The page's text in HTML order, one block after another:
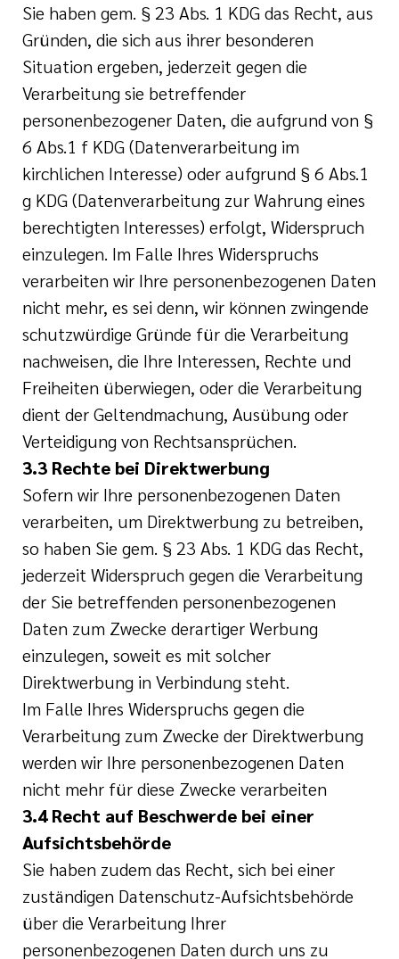
Sie haben gem. § 23 Abs. 1 KDG das Recht, aus
Gründen, die sich aus ihrer besonderen
Situation ergeben, jederzeit gegen die
Verarbeitung sie betreffender
personenbezogener Daten, die aufgrund von §
6 Abs.1 f KDG (Datenverarbeitung im
kirchlichen Interesse) oder aufgrund § 6 Abs.1
g KDG (Datenverarbeitung zur Wahrung eines
berechtigten Interesses) erfolgt, Widerspruch
einzulegen. Im Falle Ihres Widerspruchs
verarbeiten wir Ihre personenbezogenen Daten
nicht mehr, es sei denn, wir können zwingende
schutzwürdige Gründe für die Verarbeitung
nachweisen, die Ihre Interessen, Rechte und
Freiheiten überwiegen, oder die Verarbeitung
dient der Geltendmachung, Ausübung oder
Verteidigung von Rechtsansprüchen.
3.3 Rechte bei Direktwerbung
Sofern wir Ihre personenbezogenen Daten
verarbeiten, um Direktwerbung zu betreiben,
so haben Sie gem. § 23 Abs. 1 KDG das Recht,
jederzeit Widerspruch gegen die Verarbeitung
der Sie betreffenden personenbezogenen
Daten zum Zwecke derartiger Werbung
einzulegen, soweit es mit solcher
Direktwerbung in Verbindung steht.
Im Falle Ihres Widerspruchs gegen die
Verarbeitung zum Zwecke der Direktwerbung
werden wir Ihre personenbezogenen Daten
nicht mehr für diese Zwecke verarbeiten
3.4 Recht auf Beschwerde bei einer
Aufsichtsbehörde
Sie haben zudem das Recht, sich bei einer
zuständigen Datenschutz-Aufsichtsbehörde
über die Verarbeitung Ihrer
personenbezogenen Daten durch uns zu